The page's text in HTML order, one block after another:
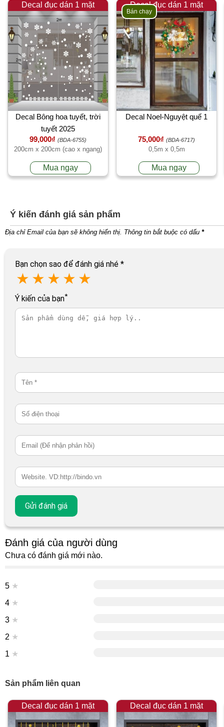
Decal đục dán 1 mặt
Decal Bông hoa tuyết, trời
tuyết 2025
99,000₫ (BDA-6755)
200cm x 200cm (cao x ngang)
Mua ngay
Decal đục dán 1 mặt
Bán chạy
Decal Noel-Nguyệt quế 1
75,000₫ (BDA-6717)
0,5m x 0,5m
Mua ngay
Ý kiến đánh giá sản phẩm
Địa chỉ Email của bạn sẽ không hiển thị. Thông tin bắt buộc có dấu *
Bạn chọn sao để đánh giá nhé *
★ ★ ★ ★ ★
Ý kiến của bạn*
Đánh giá của người dùng
Chưa có đánh giá mới nào.
5 ★
4 ★
3 ★
2 ★
1 ★
Sản phẩm liên quan
Decal đục dán 1 mặt Decal đục dán 1 mặt